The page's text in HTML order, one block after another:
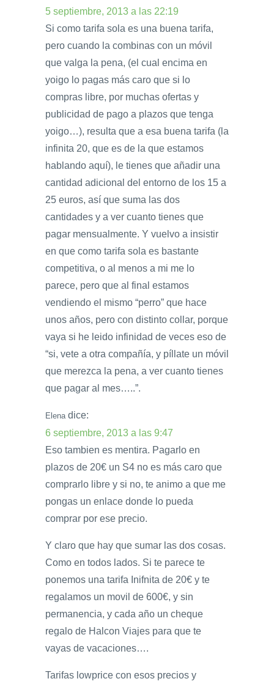
5 septiembre, 2013 a las 22:19
Si como tarifa sola es una buena tarifa,
pero cuando la combinas con un móvil
que valga la pena, (el cual encima en
yoigo lo pagas más caro que si lo
compras libre, por muchas ofertas y
publicidad de pago a plazos que tenga
yoigo…), resulta que a esa buena tarifa (la
infinita 20, que es de la que estamos
hablando aquí), le tienes que añadir una
cantidad adicional del entorno de los 15 a
25 euros, así que suma las dos
cantidades y a ver cuanto tienes que
pagar mensualmente. Y vuelvo a insistir
en que como tarifa sola es bastante
competitiva, o al menos a mi me lo
parece, pero que al final estamos
vendiendo el mismo “perro” que hace
unos años, pero con distinto collar, porque
vaya si he leido infinidad de veces eso de
“si, vete a otra compañía, y píllate un móvil
que merezca la pena, a ver cuanto tienes
que pagar al mes…..”.
Elena dice:
6 septiembre, 2013 a las 9:47
Eso tambien es mentira. Pagarlo en
plazos de 20€ un S4 no es más caro que
comprarlo libre y si no, te animo a que me
pongas un enlace donde lo pueda
comprar por ese precio.
Y claro que hay que sumar las dos cosas.
Como en todos lados. Si te parece te
ponemos una tarifa Inifnita de 20€ y te
regalamos un movil de 600€, y sin
permanencia, y cada año un cheque
regalo de Halcon Viajes para que te
vayas de vacaciones….
Tarifas lowprice con esos precios y